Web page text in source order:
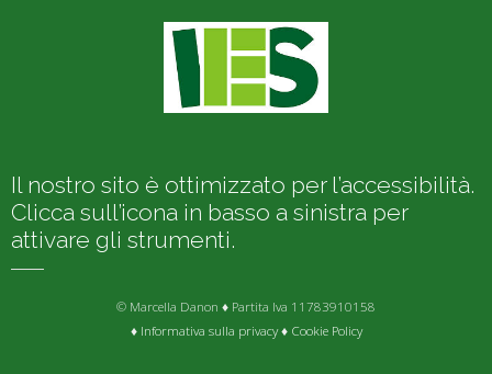
Il nostro sito è ottimizzato per l’accessibilità.
Clicca sull’icona in basso a sinistra per
attivare gli strumenti.
© Marcella Danon ♦ Partita Iva 11783910158
♦ Informativa sulla privacy♦ Cookie Policy